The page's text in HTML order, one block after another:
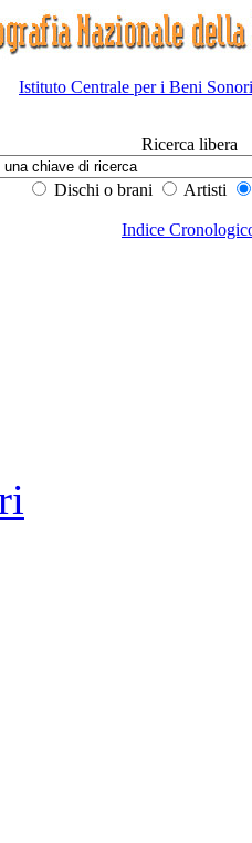
Istituto Centrale per i Beni
Ricerca libera
Dischi o brani Artisti
Indice